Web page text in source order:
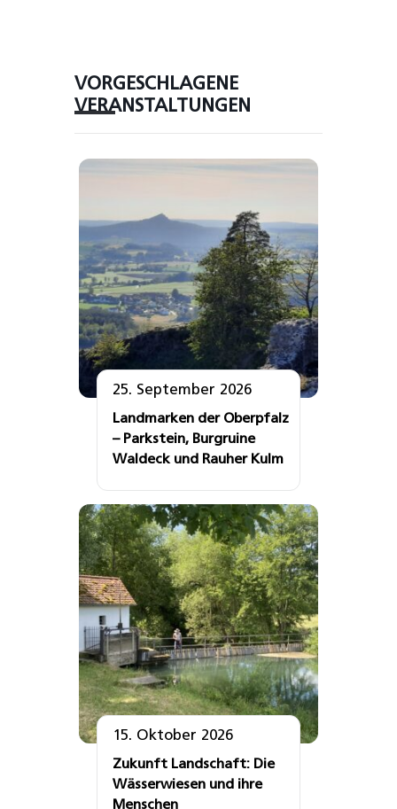
VORGESCHLAGENE
VERANSTALTUNGEN
25. September 2026
Landmarken der Oberpfalz
– Parkstein, Burgruine
Waldeck und Rauher Kulm
15. Oktober 2026
Zukunft Landschaft: Die
Wässerwiesen und ihre
Menschen